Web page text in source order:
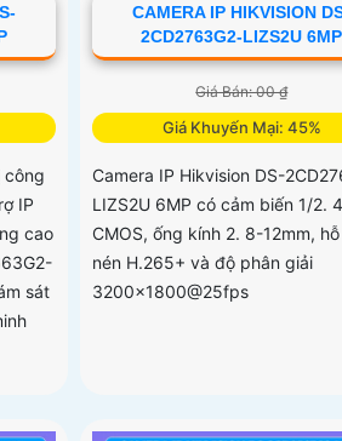
công
IP
cao
sát
CAMERA IP HIKVISION
2CD2763G2-LIZS2U 6MP
Giá Bán: 00 ₫
Giá Khuyến Mại: 45%
Camera IP Hikvision DS-
LIZS2U 6MP có cảm biến 1/2.
CMOS, ống kính 2. 8-12mm,
nén H.265+ và độ phân giải
3200x1800@25fps